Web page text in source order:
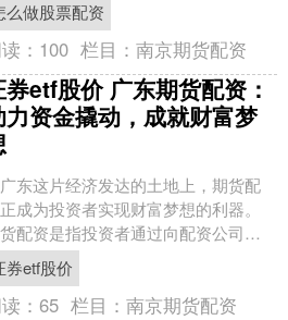
、收益率可观的特点，但....
么做股票配资
： 100 栏目：南京期货配资
券etf股价 广东期货配资：
力资金撬动，成就财富梦
东这片经济发达的土地上，期货配
成为投资者实现财富梦想的利器。
配资是指投资者通过向配资公司借
金证券etf股价，以放大资金规模进
期货交易的一种方式....
券etf股价
：65 栏目：南京期货配资